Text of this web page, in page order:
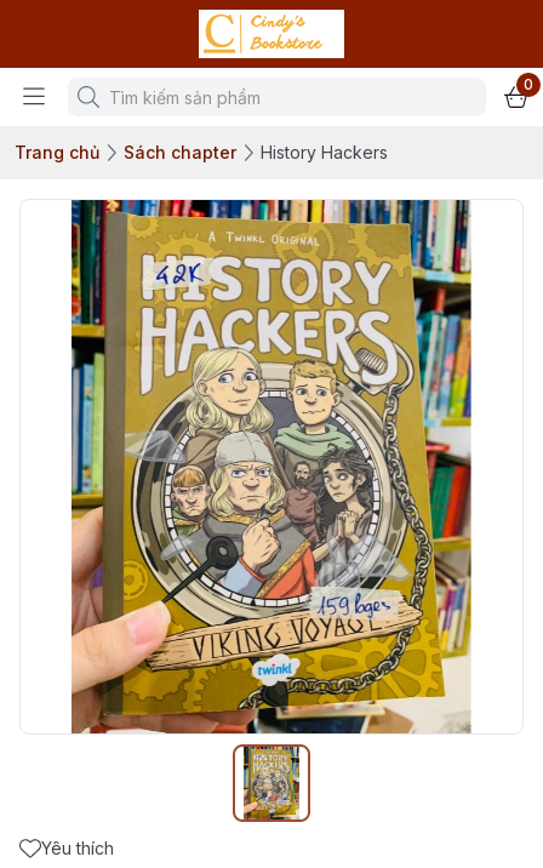
0
Trang chủ Sách chapter History Hackers
Yêu thích